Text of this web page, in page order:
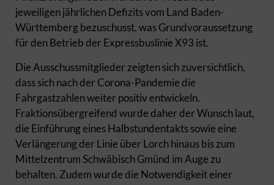
jeweiligen jährlichen Defizits vom Land Baden-
Württemberg bezuschusst, was Grundvoraussetzung
für den Betrieb der Expressbuslinie X93 ist.
Die Ausschussmitglieder zeigten sich zuversichtlich,
dass sich nach der Corona-Pandemie die
Fahrgastzahlen weiter positiv entwickeln.
Fraktionsübergreifend wurde daher der Wunsch laut,
die Einführung eines Halbstundentakts sowie eine
Verlängerung der Linie über Lorch hinaus bis zum
Mittelzentrum Schwäbisch Gmünd im Auge zu
behalten. Zudem wurde die Notwendigkeit einer